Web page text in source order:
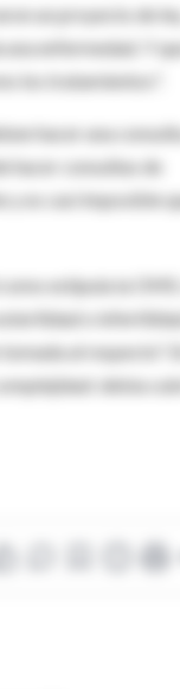
un proyecto de
enfermedad. Y
los tratamientos".
hacer una
hacer consultas de
y es casi imposible
estipula la
o
al respecto".
debía